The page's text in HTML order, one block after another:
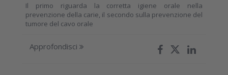
Il primo riguarda la corretta igiene orale nella
prevenzione della carie, il secondo sulla prevenzione del
tumore del cavo orale
Approfondisci